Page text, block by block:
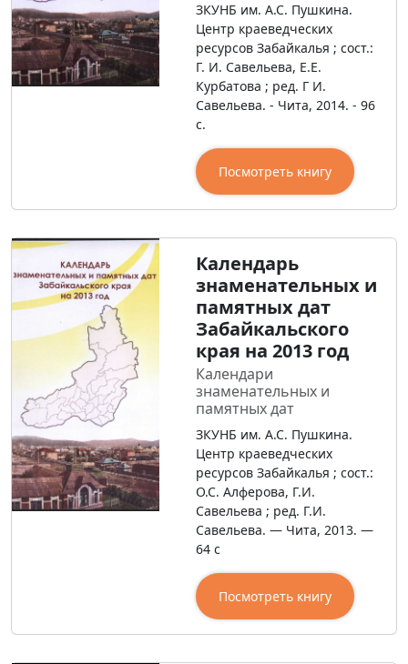
ЗКУНБ им. А.С. Пушкина.
Центр краеведческих
ресурсов Забайкалья ; сост.:
Г. И. Савельева, Е.Е.
Курбатова ; ред. Г И.
Савельева. - Чита, 2014. - 96
с.
Посмотреть книгу
Календарь
знаменательных и
памятных дат
Забайкальского
края на 2013 год
Календари
знаменательных и
памятных дат
ЗКУНБ им. А.С. Пушкина.
Центр краеведческих
ресурсов Забайкалья ; сост.:
О.С. Алферова, Г.И.
Савельева ; ред. Г.И.
Савельева. — Чита, 2013. —
64 с
Посмотреть книгу